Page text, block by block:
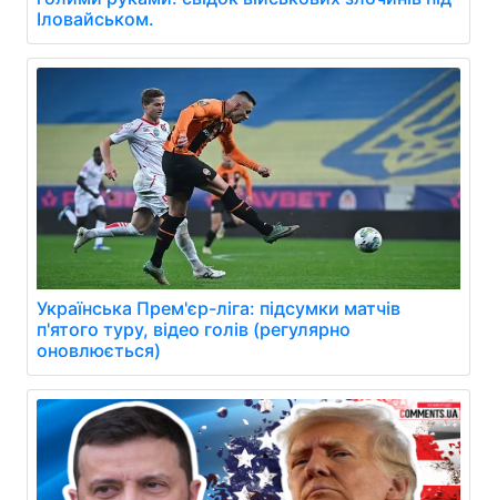
Іловайськом.
Українська Прем'єр-ліга: підсумки матчів
п'ятого туру, відео голів (регулярно
оновлюється)